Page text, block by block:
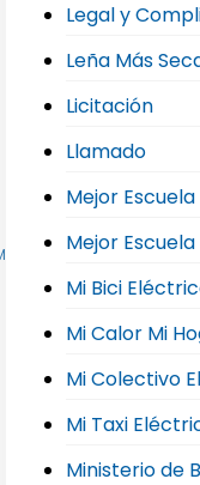
Taxi Eléctrico,Movilidad
Legal y
Leña Más
Licitación
Llamado
Mejor Escuela
Mejor Escuela
Mi Bici
Mi Calor Mi
Mi Colectivo
Mi Taxi
Ministerio de